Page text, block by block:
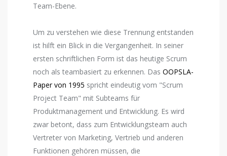
Team-Ebene.
Um zu verstehen wie diese Trennung entstanden
ist hilft ein Blick in die Vergangenheit. In seiner
ersten schriftlichen Form ist das heutige Scrum
noch als teambasiert zu erkennen. Das OOPSLA-
Paper von 1995 spricht eindeutig vom "Scrum
Project Team" mit Subteams für
Produktmanagement und Entwicklung. Es wird
zwar betont, dass zum Entwicklungsteam auch
Vertreter von Marketing, Vertrieb und anderen
Funktionen gehören müssen, die